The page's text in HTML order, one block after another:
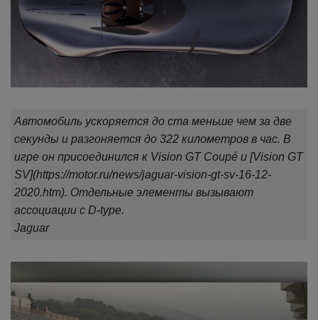
Автомобиль ускоряется до ста меньше чем за две
секунды и разгоняется до 322 километров в час. В
игре он присоединился к Vision GT Coupé и [Vision GT
SV](https://motor.ru/news/jaguar-vision-gt-sv-16-12-
2020.htm). Отдельные элементы вызывают
ассоциации с D-type.
Jaguar